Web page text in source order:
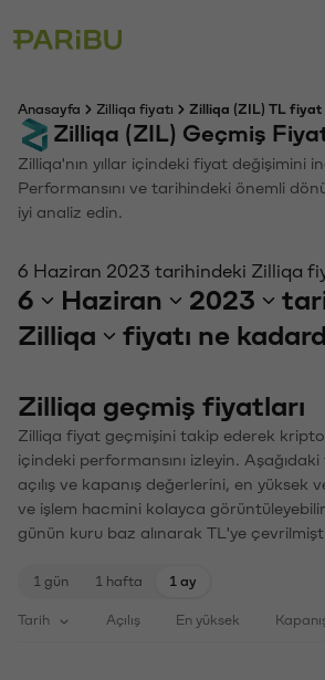
Anasayfa Zilliqa fiyatı Zilliqa (ZIL) TL fiyat
Zilliqa (ZIL) Geçmiş
Zilliqa'nın yıllar içindeki fiyat değişimini
Performansını ve tarihindeki önemli
iyi analiz edin.
6 Haziran 2023 tarihindeki Zilliqa
6 Haziran 2023
Zilliqa
fiyatı ne
Zilliqa geçmiş fiyatları
Zilliqa fiyat geçmişini takip ederek kripto
içindeki performansını izleyin.
açılış ve kapanış değerlerini, en yüksek
ve işlem hacmini kolayca
günün kuru baz alınarak TL'ye
1 gün 1 hafta 1 ay
Tarih Açılış En yüksek